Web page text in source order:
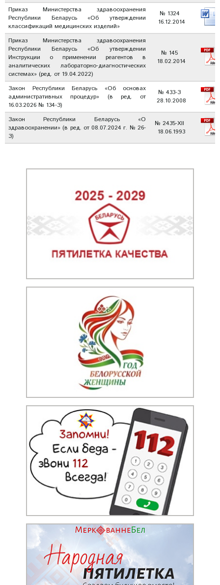
Приказ Министерства здравоохранения
Республики Беларусь «Об утверждении
классификаций медицинских изделий»
№ 1324
16.12.2014
Приказ Министерства здравоохранения
Республики Беларусь «Об утверждении
Инструкции о применении реагентов в
аналитических лабораторно-диагностических
системах» (ред. от 19.04.2022)
№ 145
18.02.2014
Закон Республики Беларусь «Об основах
административных процедур» (в ред. от
16.03.2026 № 134-З)
№ 433-З
28.10.2008
Закон Республики Беларусь «О
здравоохранении» (в ред. от 08.07.2024 г. № 26-
З)
№ 2435-XII
18.06.1993